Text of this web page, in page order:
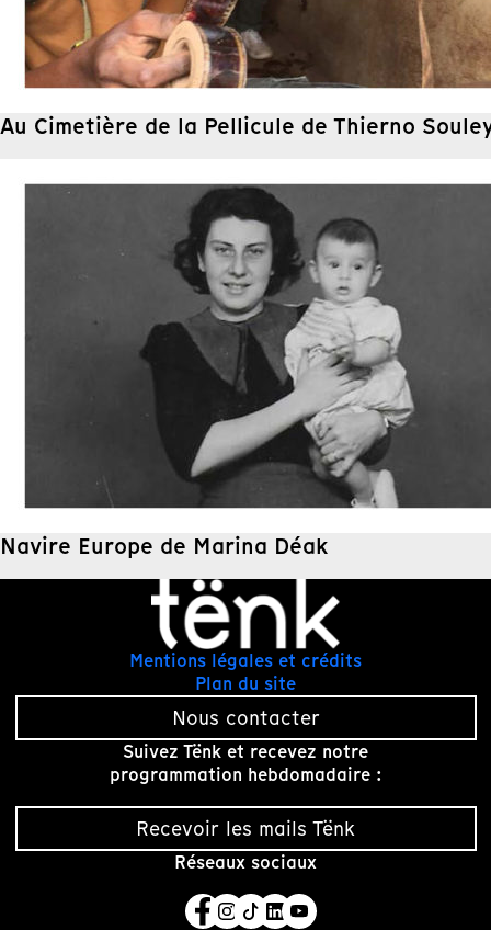
Au Cimetière de la Pellicule de Thierno
Navire Europe de Marina Déak
Mentions légales et crédits
Plan du site
Nous contacter
Suivez Tënk et recevez notre
programmation hebdomadaire :
Recevoir les mails Tënk
Réseaux sociaux